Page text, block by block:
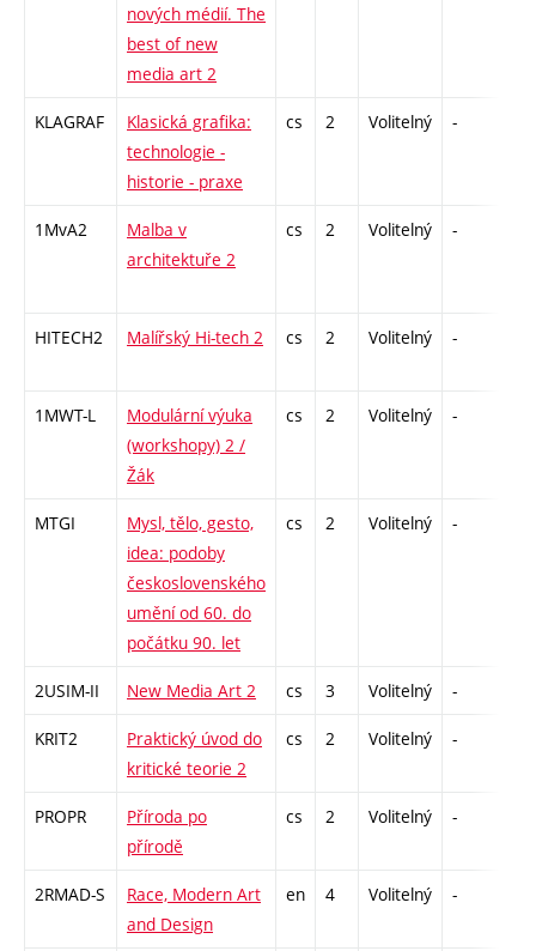
nových médií. The
best of new
media art 2
KLAGRAF
Klasická grafika:
technologie -
historie - praxe
cs 2 Volitelný -
1MvA2
Malba v
architektuře 2
cs 2 Volitelný -
HITECH2 Malířský Hi-tech 2 cs 2 Volitelný -
1MWT-L
Modulární výuka
(workshopy) 2 /
Žák
cs 2 Volitelný -
MTGI
Mysl, tělo, gesto,
idea: podoby
československého
umění od 60. do
počátku 90. let
cs 2 Volitelný -
2USIM-II New Media Art 2 cs 3 Volitelný -
KRIT2
Praktický úvod do
kritické teorie 2
cs 2 Volitelný -
PROPR
Příroda po
přírodě
cs 2 Volitelný -
2RMAD-S
Race, Modern Art
and Design
en 4 Volitelný -